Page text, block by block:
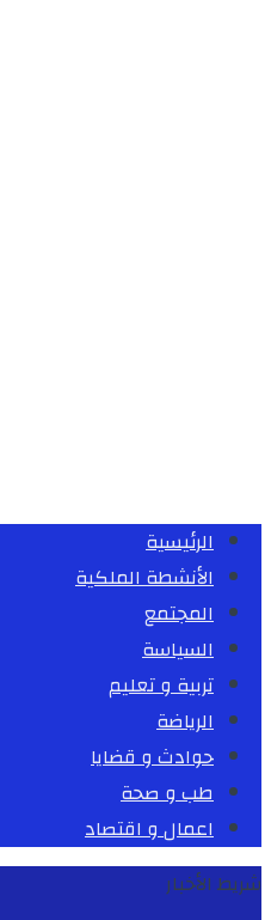
الرئيسية
الأنشطة الملكية
المجتمع
السياسة
تربية و تعليم
الرياضة
حوادث و قضايا
طب و صحة
اعمال و اقتصاد
شريط الأخبار